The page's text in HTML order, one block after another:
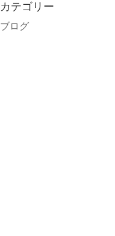
カテゴリー
ブログ